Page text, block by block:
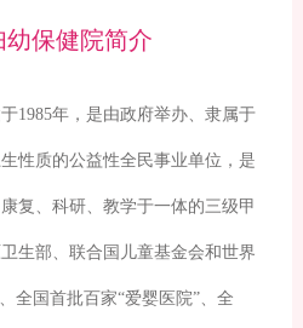
幼保健院简介
1985年，是由政府举办、隶属于
性质的公益性全民事业单位，是
复、科研、教学于一体的三级甲
生部、联合国儿童基金会和世界
全国首批百家“爱婴医院”、全